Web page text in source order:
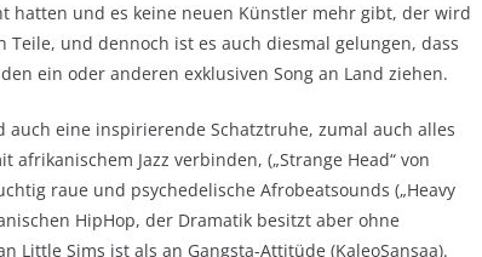
hatten und es keine neuen Künstler mehr gibt, der wird
und dennoch ist es auch diesmal gelungen, dass
ein oder anderen exklusiven Song an Land ziehen.
auch eine inspirierende Schatztruhe, zumal auch alles
Jazz verbinden, („Strange Head“ von
raue und psychedelische Afrobeatsounds („Heavy
HipHop, der Dramatik besitzt aber ohne
Little Sims ist als an Gangsta-Attitüde (KaleoSansaa).